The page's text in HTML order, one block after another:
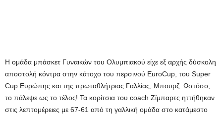
Η ομάδα μπάσκετ Γυναικών του Ολυμπιακού είχε εξ αρχής δύσκολη
αποστολή κόντρα στην κάτοχο του περσινού EuroCup , του Super
Cup Ευρώπης και της πρωταθλήτριας Γαλλίας, Μπουρζ. Ωστόσο,
το πάλεψε ως το τέλος! Τα κορίτσια του coach Ζίμπαρτς ηττήθηκαν
στις λεπτομέρειες με 67-61 από τη γαλλική ομάδα στο κατάμεστο